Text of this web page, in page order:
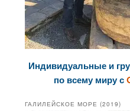
Индивидуальные и
по всему миру с
ГАЛИЛЕЙСКОЕ МОРЕ (2019)